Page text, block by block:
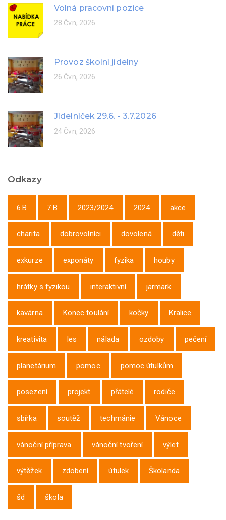
Volná pracovní pozice
28 Čvn, 2026
Provoz školní jídelny
26 Čvn, 2026
Jídelníček 29.6. - 3.7.2026
24 Čvn, 2026
Odkazy
6.B 7.B 2023/2024 2024 akce
charita dobrovolníci dovolená děti
exkurze exponáty fyzika houby
hrátky s fyzikou interaktivní jarmark
kavárna Konec toulání kočky Kralice
kreativita les nálada ozdoby pečení
planetárium pomoc pomoc útulkům
posezení projekt přátelé rodiče
sbírka soutěž techmánie Vánoce
vánoční příprava vánoční tvoření výlet
výtěžek zdobení útulek Školanda
šd škola